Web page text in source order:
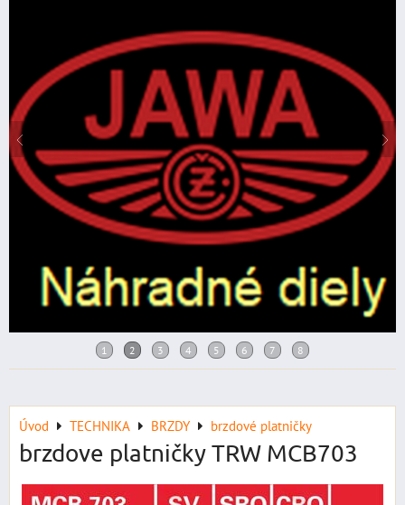
Úvod TECHNIKA BRZDY brzdové platničky
brzdove platničky TRW MCB703